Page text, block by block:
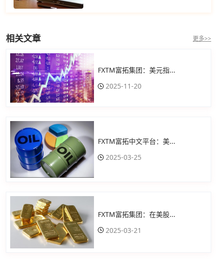
相关文章 更多>>
FXTM富拓集团：美元指...
2025-11-20
FXTM富拓中文平台：美...
2025-03-25
FXTM富拓集团：在美股...
2025-03-21